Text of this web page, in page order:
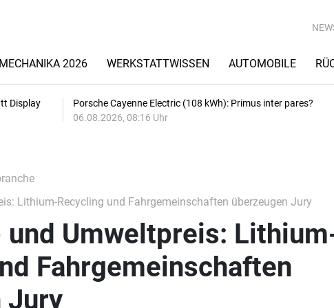
2026 WERKSTATTWISSEN AUTOMOBILE
Display
Porsche Cayenne Electric (108 kWh): Primus inter pares?
06.08.2026, 08:16 Uhr
Lithium-Recycling und Fahrgemeinschaften überzeugen Jury
und Umweltpreis:
Fahrgemeinschaften
Jury